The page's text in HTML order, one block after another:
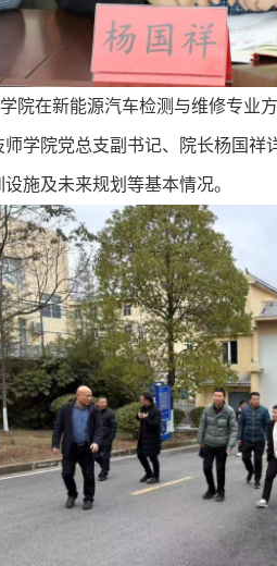
院在新能源汽车检测与维修专业
师学院党总支副书记、院长杨国祥
施及未来规划等基本情况。